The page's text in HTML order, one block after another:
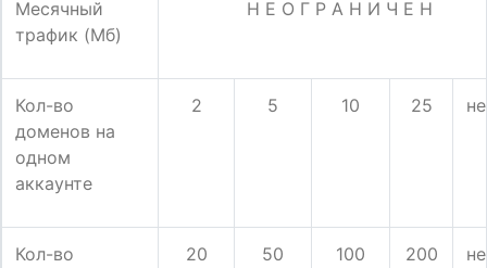
Месячный
трафик (Мб)
Н Е О Г Р А Н И Ч Е Н
Кол-во
доменов на
одном
аккаунте
2 5 10 25
Кол-во
20 50 100 200